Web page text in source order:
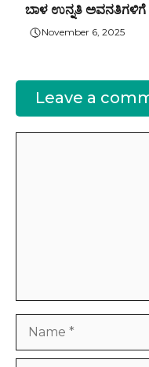
ಬಾಳ ಉನ್ನತಿ ಅವನತಿಗಳಿಗೆ
November 6, 2025
Leave a